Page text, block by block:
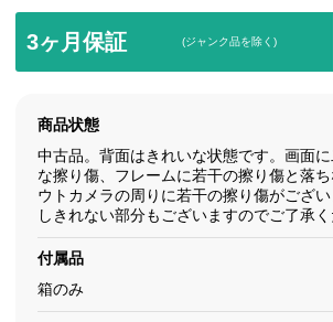
3ヶ月保証 (ジャンク品を除く)
商品状態
中古品。背面はきれいな状態です。画面
な擦り傷、フレームに若干の擦り傷と落
ウトカメラの周りに若干の擦り傷がござ
しきれない部分もございますのでご了承く
付属品
箱のみ